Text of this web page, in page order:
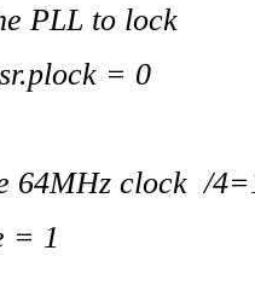
PLL to lock
= 0
64MHz clock /
= 1